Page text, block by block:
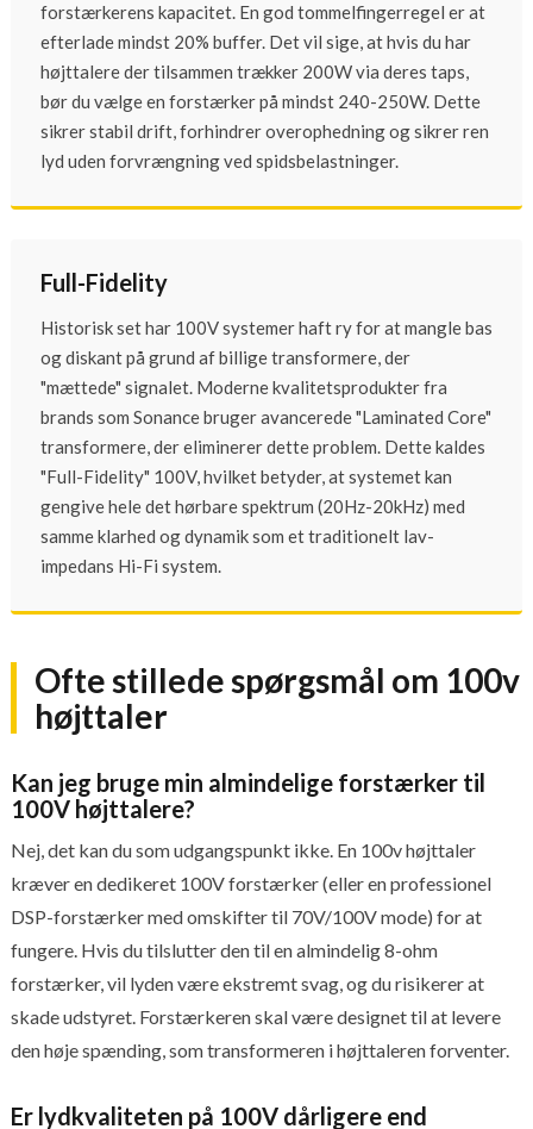
forstærkerens kapacitet. En god tommelfingerregel er at
efterlade mindst 20% buffer. Det vil sige, at hvis du har
højttalere der tilsammen trækker 200W via deres taps,
bør du vælge en forstærker på mindst 240-250W. Dette
sikrer stabil drift, forhindrer overophedning og sikrer ren
lyd uden forvrængning ved spidsbelastninger.
Full-Fidelity
Historisk set har 100V systemer haft ry for at mangle bas
og diskant på grund af billige transformere, der
"mættede" signalet. Moderne kvalitetsprodukter fra
brands som Sonance bruger avancerede "Laminated Core"
transformere, der eliminerer dette problem. Dette kaldes
"Full-Fidelity" 100V, hvilket betyder, at systemet kan
gengive hele det hørbare spektrum (20Hz-20kHz) med
samme klarhed og dynamik som et traditionelt lav-
impedans Hi-Fi system.
Ofte stillede spørgsmål om 100v
højttaler
Kan jeg bruge min almindelige forstærker til
100V højttalere?
Nej, det kan du som udgangspunkt ikke. En 100v højttaler
kræver en dedikeret 100V forstærker (eller en professionel
DSP-forstærker med omskifter til 70V/100V mode) for at
fungere. Hvis du tilslutter den til en almindelig 8-ohm
forstærker, vil lyden være ekstremt svag, og du risikerer at
skade udstyret. Forstærkeren skal være designet til at levere
den høje spænding, som transformeren i højttaleren forventer.
Er lydkvaliteten på 100V dårligere end